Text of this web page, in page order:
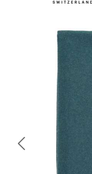
Bildergalerie